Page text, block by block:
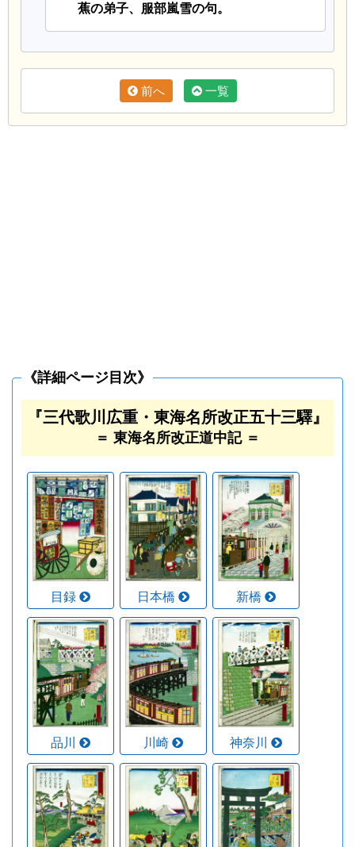
蕉の弟子、服部嵐雪の句。
前へ 一覧
《詳細ページ目次》
『三代歌川広重・東海名所改正五十三驛』
＝ 東海名所改正道中記 ＝
目録 日本橋 新橋
品川 川崎 神奈川